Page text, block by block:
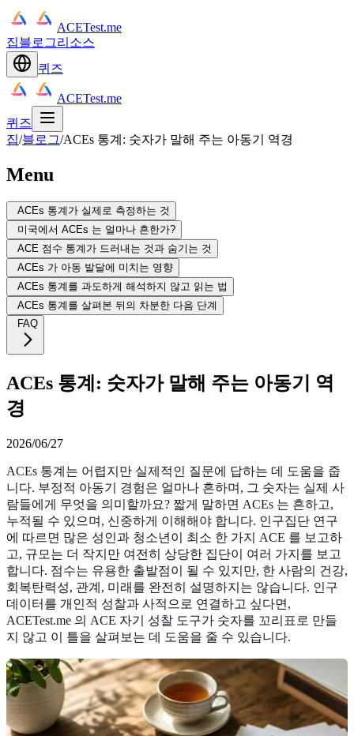
ACETest.me
집블로그리소스
퀴즈
ACETest.me
퀴즈
집/블로그/ACEs 통계: 숫자가 말해 주는 아동기 역경
Menu
ACEs 통계가 실제로 측정하는 것
미국에서 ACEs 는 얼마나 흔한가?
ACE 점수 통계가 드러내는 것과 숨기는 것
ACEs 가 아동 발달에 미치는 영향
ACEs 통계를 과도하게 해석하지 않고 읽는 법
ACEs 통계를 살펴본 뒤의 차분한 다음 단계
FAQ
ACEs 통계: 숫자가 말해 주는 아동기 역
경
2026/06/27
ACEs 통계는 어렵지만 실제적인 질문에 답하는 데 도움을 줍
니다. 부정적 아동기 경험은 얼마나 흔하며, 그 숫자는 실제 사
람들에게 무엇을 의미할까요? 짧게 말하면 ACEs 는 흔하고,
누적될 수 있으며, 신중하게 이해해야 합니다. 인구집단 연구
에 따르면 많은 성인과 청소년이 최소 한 가지 ACE 를 보고하
고, 규모는 더 작지만 여전히 상당한 집단이 여러 가지를 보고
합니다. 점수는 유용한 출발점이 될 수 있지만, 한 사람의 건강,
회복탄력성, 관계, 미래를 완전히 설명하지는 않습니다. 인구
데이터를 개인적 성찰과 사적으로 연결하고 싶다면,
ACETest.me 의 ACE 자기 성찰 도구가 숫자를 꼬리표로 만들
지 않고 이 틀을 살펴보는 데 도움을 줄 수 있습니다.